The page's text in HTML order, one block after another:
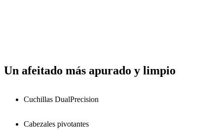
Un afeitado más apurado y limpio
Cuchillas DualPrecision
Cabezales pivotantes